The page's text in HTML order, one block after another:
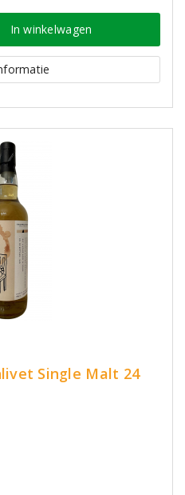
In winkelwagen
Single Malt 24